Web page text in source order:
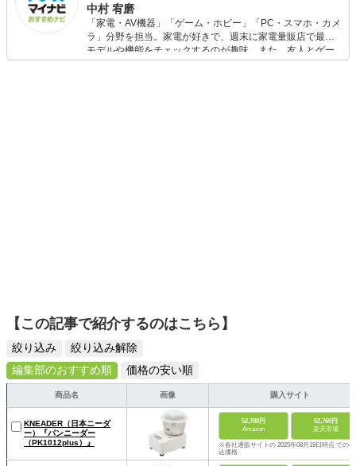
中村 宥磨
「家電・AV機器」「ゲーム・ホビー」「PC・スマホ・カメ
ラ」分野を担当。家電が好きで、週末に家電量販店で最新
モデルや機能をチェックするのが趣味。また、友人とゲー
ムを楽しみながら、新作タイトルやイベント情報もいち早
【この記事で紹介するのはこちら】
絞り込み
絞り込み解除
編集部のおすすめ順
価格の安い順
商品名 画像 購入サイト
KNEADER（日本ニーダ
ー）『パンニーダー
（PK1012plus）』
52,780円
Amazon
52,760円
楽天市場
※各社通販サイトの 2025年08月19日時点 での税
込価格